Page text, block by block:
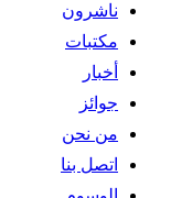
ناشرون
مكتبات
أخبار
جوائز
من نحن
اتصل بنا